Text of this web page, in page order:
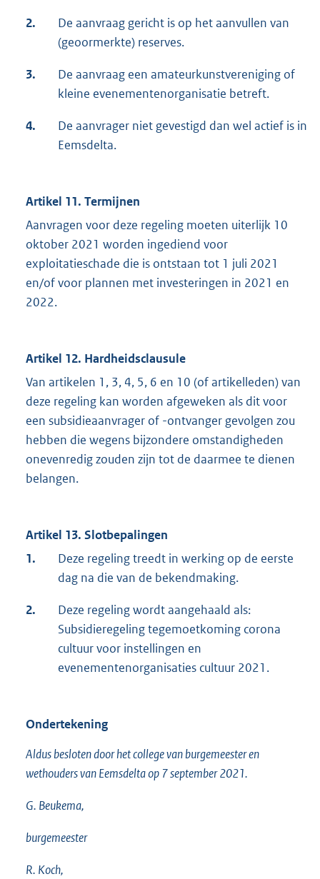
2.
De aanvraag gericht is op het aanvullen van
(geoormerkte) reserves.
3.
De aanvraag een amateurkunstvereniging of
kleine evenementenorganisatie betreft.
4.
De aanvrager niet gevestigd dan wel actief is in
Eemsdelta.
Artikel 11. Termijnen
Aanvragen voor deze regeling moeten uiterlijk 10
oktober 2021 worden ingediend voor
exploitatieschade die is ontstaan tot 1 juli 2021
en/of voor plannen met investeringen in 2021 en
2022.
Artikel 12. Hardheidsclausule
Van artikelen 1, 3, 4, 5, 6 en 10 (of artikelleden) van
deze regeling kan worden afgeweken als dit voor
een subsidieaanvrager of -ontvanger gevolgen zou
hebben die wegens bijzondere omstandigheden
onevenredig zouden zijn tot de daarmee te dienen
belangen.
Artikel 13. Slotbepalingen
1.
Deze regeling treedt in werking op de eerste
dag na die van de bekendmaking.
2.
Deze regeling wordt aangehaald als:
Subsidieregeling tegemoetkoming corona
cultuur voor instellingen en
evenementenorganisaties cultuur 2021.
Ondertekening
Aldus besloten door het college van burgemeester en
wethouders van Eemsdelta op 7 september 2021.
G. Beukema,
burgemeester
R. Koch,